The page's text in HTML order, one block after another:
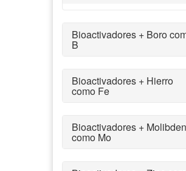
Bioactivadores + Boro
B
Bioactivadores + Hierro
como Fe
Bioactivadores +
como Mo